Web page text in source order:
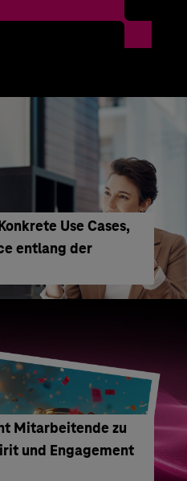
Use Cases,
entlang der
Mitarbeitende zu
und Engagement